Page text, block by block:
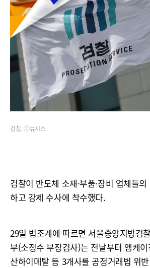
검찰. ⓒ뉴시스
검찰이 반도체 소재·부품·장비 업체들
하고 강제 수사에 착수했다.
29일 법조계에 따르면 서울중앙지방검
부(소정수 부장검사)는 전날부터 엠케
산하이메탈 등 3개사를 공정거래법 위